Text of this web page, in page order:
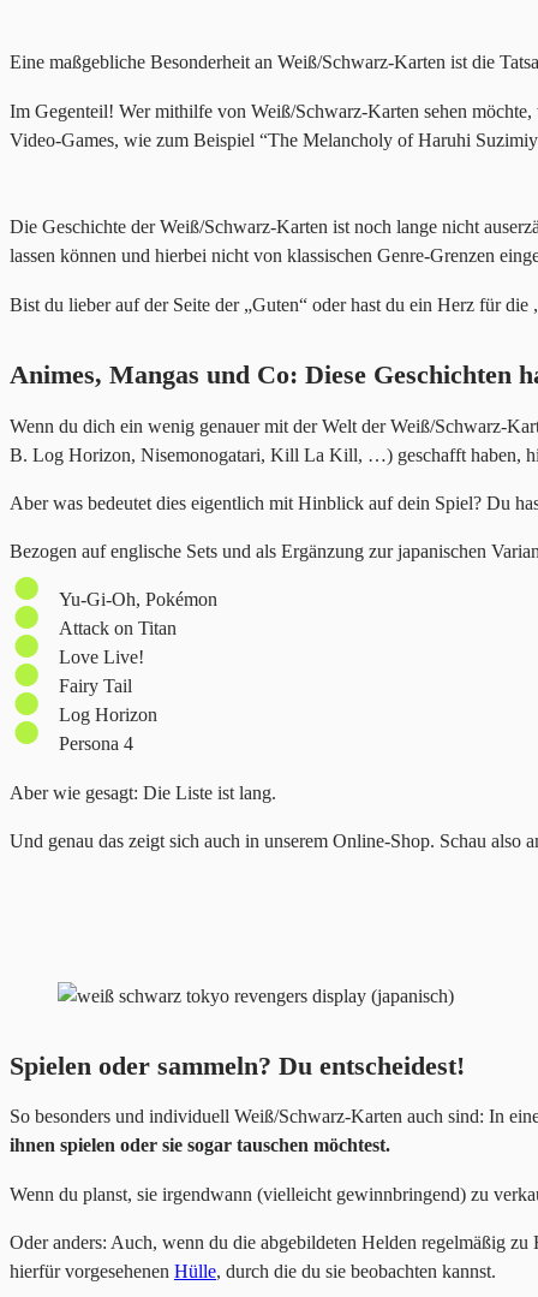
Eine maßgebliche Besonderheit an Weiß/Schwarz-Karten ist die
Im Gegenteil! Wer mithilfe von Weiß/Schwarz-Karten sehen
Video-Games, wie zum Beispiel “The Melancholy of Haruhi
Die Geschichte der Weiß/Schwarz-Karten ist noch lange nicht
lassen können und hierbei nicht von klassischen Genre-Grenzen
Bist du lieber auf der Seite der „Guten“ oder hast du ein Herz für
Animes, Mangas und Co: Diese Geschichten
Wenn du dich ein wenig genauer mit der Welt der Weiß/Schwarz-
B. Log Horizon, Nisemonogatari, Kill La Kill, …) geschafft haben,
Aber was bedeutet dies eigentlich mit Hinblick auf dein Spiel? Du
Bezogen auf englische Sets und als Ergänzung zur japanischen
Yu-Gi-Oh, Pokémon
Attack on Titan
Love Live!
Fairy Tail
Log Horizon
Persona 4
Aber wie gesagt: Die Liste ist lang.
Und genau das zeigt sich auch in unserem Online-Shop. Schau also
Spielen oder sammeln? Du entscheidest!
So besonders und individuell Weiß/Schwarz-Karten auch sind: In
ihnen spielen oder sie sogar tauschen möchtest.
Wenn du planst, sie irgendwann (vielleicht gewinnbringend) zu
Oder anders: Auch, wenn du die abgebildeten Helden regelmäßig
hierfür vorgesehenen Hülle, durch die du sie beobachten kannst.